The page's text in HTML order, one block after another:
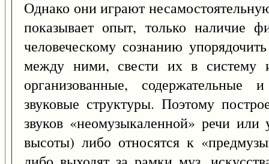
Однако они играют
показывает опыт, только наличие
человеческому сознанию
между ними, свести их в систему
организованные, содержательные
звуковые структуры. Поэтому
звуков «неомузыкаленной» речи или
высоты) либо относятся к